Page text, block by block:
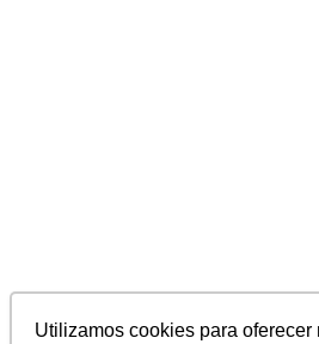
Utilizamos cookies para oferecer